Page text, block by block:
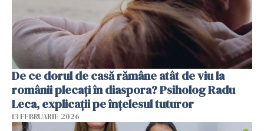
De ce dorul de casă rămâne atât de viu la
românii plecați în diaspora? Psiholog Radu
Leca, explicații pe înțelesul tuturor
13 FEBRUARIE 2026